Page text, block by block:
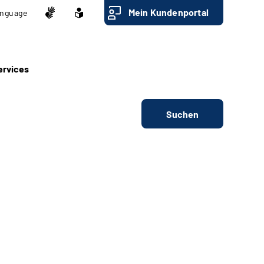
Mein Kundenportal
Suchen